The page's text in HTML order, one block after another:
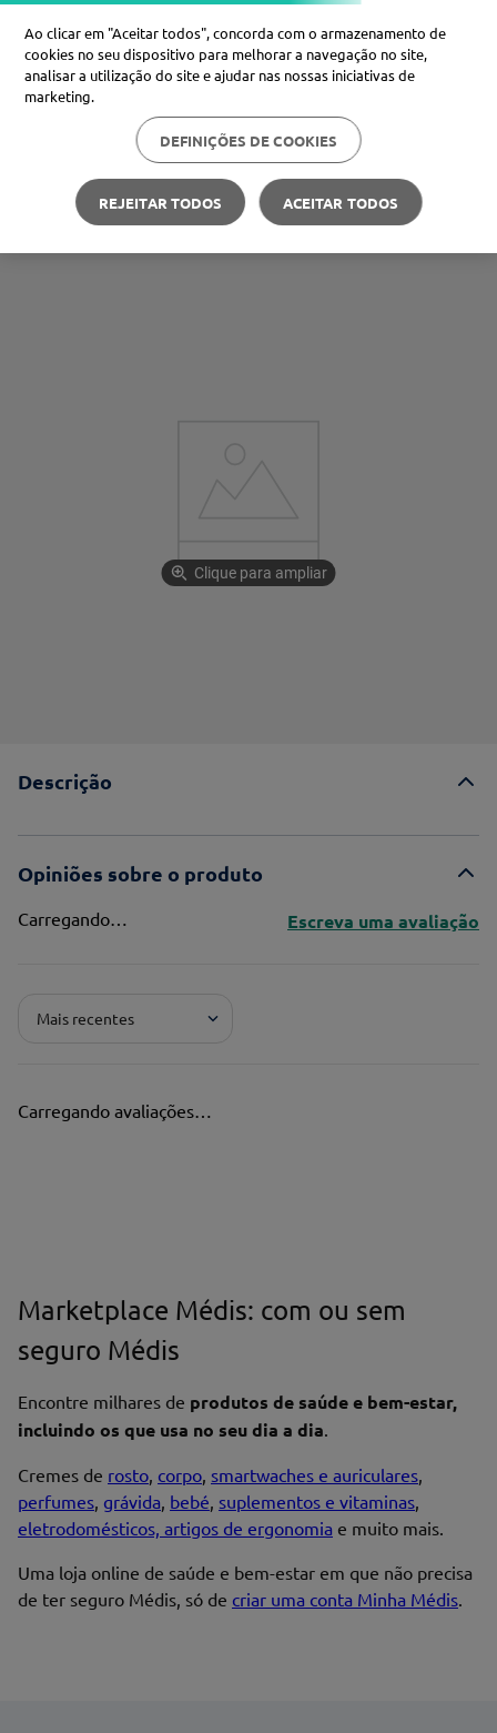
Procure no Marketplace Médis
Pesquisas mais comuns
xiaomi Carteira Médis Poupe nas suas compras
Clique para ampliar
Descrição
Opiniões sobre o produto
Carregando… Escreva uma avaliação
Título*
Pontuação*
Nome*
Endereço de email
Mais recentes
Carregando avaliações…
Marketplace Médis: com ou sem
seguro Médis
Encontre milhares de produtos de saúde e bem-estar,
incluindo os que usa no seu dia a dia.
Cremes de rosto, corpo, smartwaches e auriculares,
perfumes, grávida, bebé, suplementos e vitaminas,
eletrodomésticos, artigos de ergonomia e muito mais.
Uma loja online de saúde e bem-estar em que não precisa
de ter seguro Médis, só de criar uma conta Minha Médis.
Ao clicar em "Aceitar todos", concorda com o armazenamento de
cookies no seu dispositivo para melhorar a navegação no site,
analisar a utilização do site e ajudar nas nossas iniciativas de
marketing.
DEFINIÇÕES DE COOKIES
REJEITAR TODOS ACEITAR TODOS